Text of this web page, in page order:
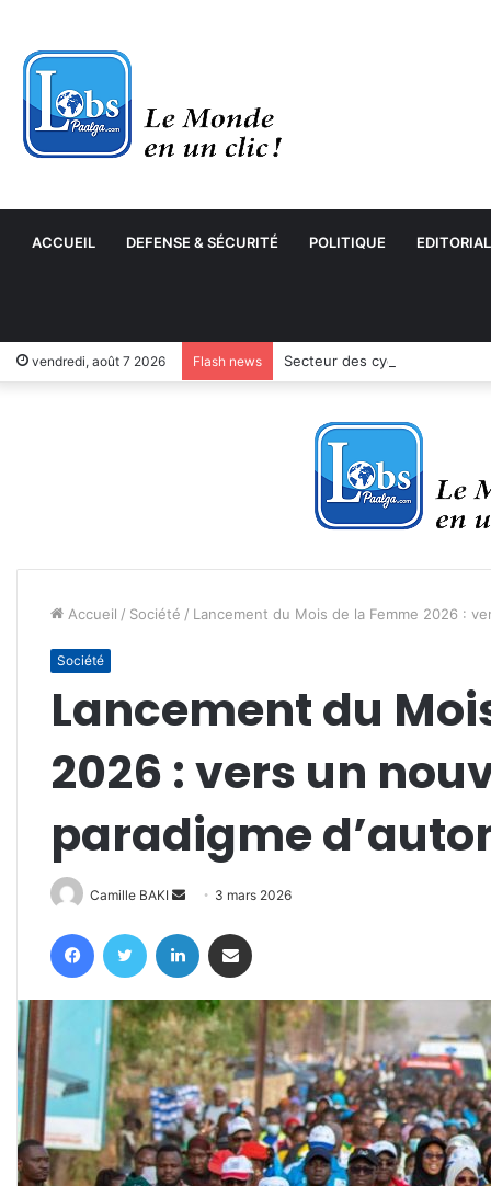
ACCUEIL DEFENSE & SÉCURITÉ POLITIQUE EDITORIAL
vendredi, août 7 2026 Flash news Secteur des cycles et
Accueil / Société / Lancement du Mois de la Femme 2026 :
Société
Lancement du
2026 : vers un
paradigme
Camille BAKI
Envoyer
courriel
3 mars 2026
FacebookTwitter Linkedin